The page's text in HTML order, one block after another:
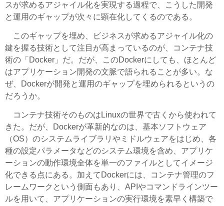
スが求めるアジャイル化を実現する過程で、こうした開発
と運用のギャップが次々に顕在化してくるのである。
このギャップを埋め、ビジネスが求めるアジャイル化の
鍵を握る技術として注目が高まっているのが、コンテナ技
術の「Docker」だ。だが、このDockerにしても、ほとんど
はアプリケーション開発の文脈で語られることが多い。な
ぜ、Dockerが開発と運用のギャップを埋められるというの
だろうか。
コンテナ技術そのものはLinuxの世界で古くから使われて
きた。だが、Dockerが革新的なのは、基本ソフトウェア
（OS）のシステムライブラリやミドルウェアをはじめ、各
種の設定パラメータなどのシステム環境を含め、アプリケ
ーションの動作環境全体を単一のファイルとしてイメージ
化できる点にある。加えてDockerには、コンテナ管理のフ
レームワークという側面もあり、APIやコマンドラインツー
ルを用いて、アプリケーションの実行環境を素早く構築で